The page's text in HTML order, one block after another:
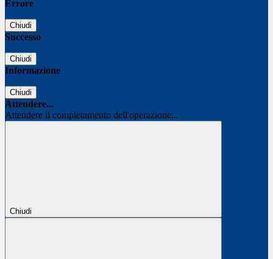
Errore
Chiudi
Successo
Chiudi
Informazione
Chiudi
Attendere...
Attendere il completamento dell'operazione...
Chiudi